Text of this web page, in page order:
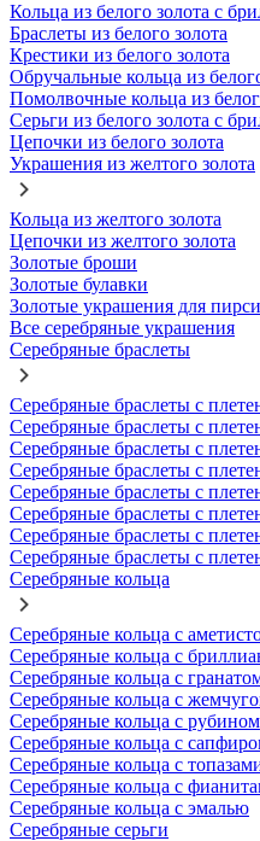
Кольца из белого золота с
Браслеты из белого золота
Крестики из белого золота
Обручальные кольца из
Помолвочные кольца из
Серьги из белого золота с
Цепочки из белого золота
Украшения из желтого золота
Кольца из желтого золота
Цепочки из желтого золота
Золотые броши
Золотые булавки
Золотые украшения для
Все серебряные украшения
Серебряные браслеты
Серебряные браслеты с
Серебряные браслеты с
Серебряные браслеты с
Серебряные браслеты с
Серебряные браслеты с
Серебряные браслеты с
Серебряные браслеты с
Серебряные браслеты с
Серебряные кольца
Серебряные кольца с
Серебряные кольца с
Серебряные кольца с
Серебряные кольца с
Серебряные кольца с рубином
Серебряные кольца с
Серебряные кольца с
Серебряные кольца с
Серебряные кольца с эмалью
Серебряные серьги